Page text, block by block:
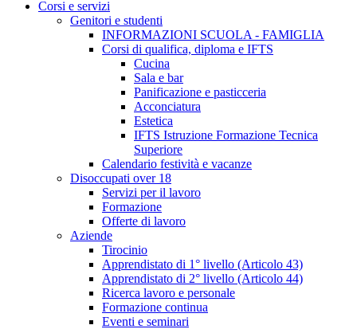
Corsi e servizi
Genitori e studenti
INFORMAZIONI SCUOLA - FAMIGLIA
Corsi di qualifica, diploma e IFTS
Cucina
Sala e bar
Panificazione e pasticceria
Acconciatura
Estetica
IFTS Istruzione Formazione Tecnica
Superiore
Calendario festività e vacanze
Disoccupati over 18
Servizi per il lavoro
Formazione
Offerte di lavoro
Aziende
Tirocinio
Apprendistato di 1° livello (Articolo 43)
Apprendistato di 2° livello (Articolo 44)
Ricerca lavoro e personale
Formazione continua
Eventi e seminari